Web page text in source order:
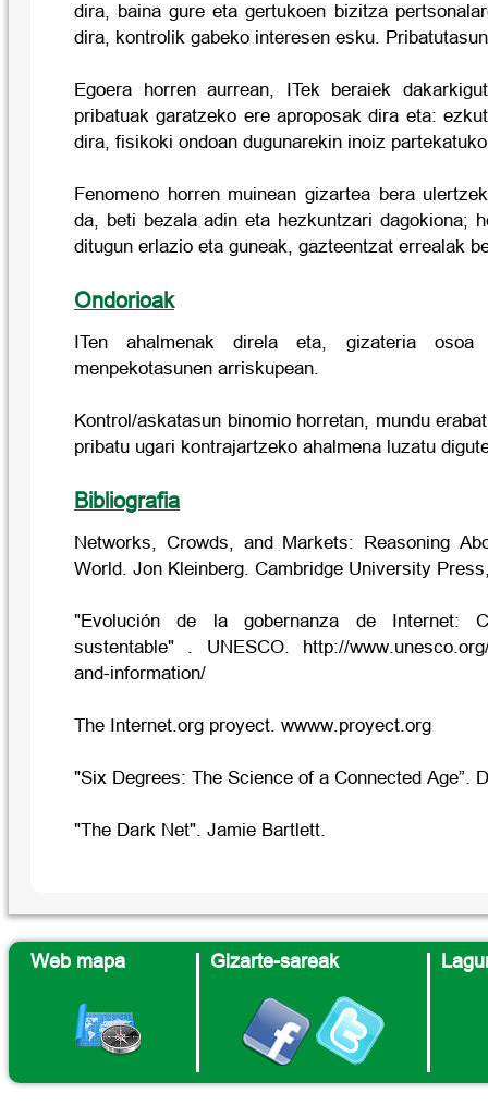
dira, baina gure eta gertukoen bizitza
dira, kontrolik gabeko interesen esku.
Egoera horren aurrean, ITek beraiek
pribatuak garatzeko ere aproposak dira eta:
dira, fisikoki ondoan dugunarekin inoiz
Fenomeno horren muinean gizartea bera
da, beti bezala adin eta hezkuntzari dagokiona;
ditugun erlazio eta guneak, gazteentzat errealak
Ondorioak
ITen ahalmenak direla eta, gizateria osoa
menpekotasunen arriskupean.
Kontrol/askatasun binomio horretan, mundu
pribatu ugari kontrajartzeko ahalmena luzatu
Bibliografia
Networks, Crowds, and Markets: Reasoning
World. Jon Kleinberg. Cambridge University
"Evolución de la gobernanza de Internet:
sustentable" . UNESCO. http://
and-information/
The Internet.org proyect. wwww.proyect.org
"Six Degrees: The Science of a Connected Age”.
"The Dark Net". Jamie Bartlett.
Web mapa Gizarte-sareak